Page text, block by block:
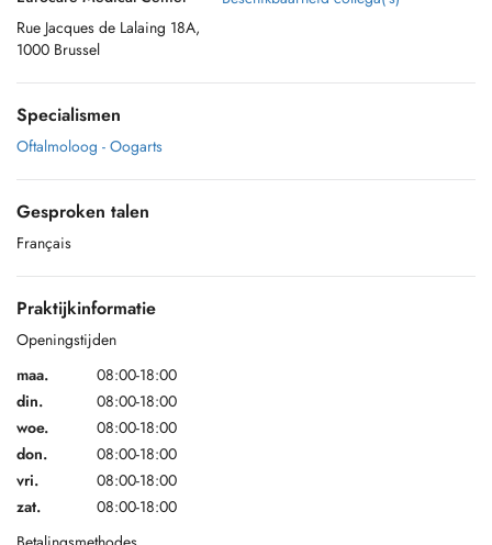
Rue Jacques de Lalaing 18A,
1000 Brussel
Specialismen
Oftalmoloog - Oogarts
Gesproken talen
Français
Praktijkinformatie
Openingstijden
maa.
08:00-18:00
din.
08:00-18:00
woe.
08:00-18:00
don.
08:00-18:00
vri.
08:00-18:00
zat.
08:00-18:00